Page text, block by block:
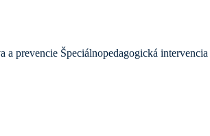
a prevencie Špeciálnopedagogická intervencia